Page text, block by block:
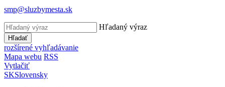
smp@sluzbymesta.sk
Hľadaný výraz
Hľadať
rozšírené vyhľadávanie
Mapa webu RSS
Vytlačiť
SKSlovensky